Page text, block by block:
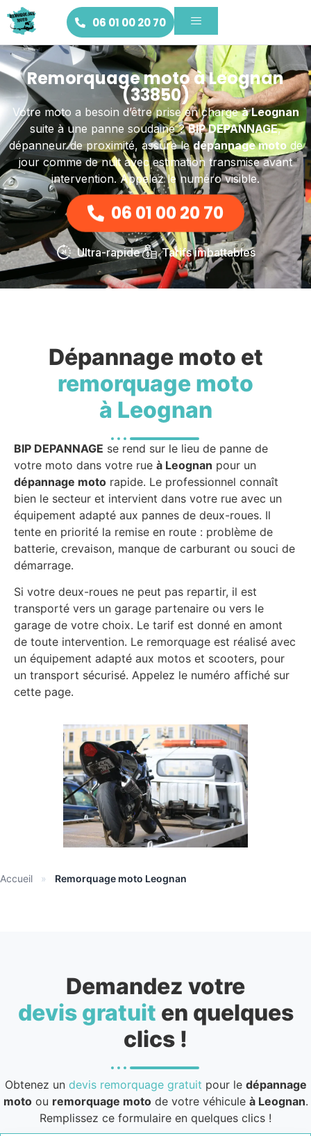
06 01 00 20 70
Remorquage moto à Leognan
(33850)
Votre moto a besoin d’être prise en chargeà Leognan
suite à une panne soudaine ?BIP DEPANNAGE,
dépanneur de proximité, assure ledépannage motode
jour comme de nuit avec estimation transmise avant
intervention. Appelez le numéro visible.
06 01 00 20 70
Ultra-rapide Tarifs imbattables
Dépannage moto et
remorquage moto
à Leognan
BIP DEPANNAGE se rend sur le lieu de panne de
votre moto dans votre rue à Leognan pour un
dépannage moto rapide. Le professionnel connaît
bien le secteur et intervient dans votre rue avec un
équipement adapté aux pannes de deux-roues. Il
tente en priorité la remise en route : problème de
batterie, crevaison, manque de carburant ou souci de
démarrage.
Si votre deux-roues ne peut pas repartir, il est
transporté vers un garage partenaire ou vers le
garage de votre choix. Le tarif est donné en amont
de toute intervention. Le remorquage est réalisé avec
un équipement adapté aux motos et scooters, pour
un transport sécurisé. Appelez le numéro affiché sur
cette page.
Accueil » Remorquage moto Leognan
Demandez votre
devis gratuit en quelques
clics !
Obtenez un devis remorquage gratuit pour le dépannage
motoou remorquage motode votre véhicule à Leognan.
Remplissez ce formulaire en quelques clics !